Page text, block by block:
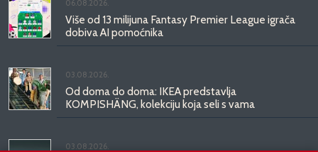
06.08.2026.
Više od 13 milijuna Fantasy Premier League igrača
dobiva AI pomoćnika
03.08.2026.
Od doma do doma: IKEA predstavlja
KOMPISHÄNG, kolekciju koja seli s vama
03.08.2026.